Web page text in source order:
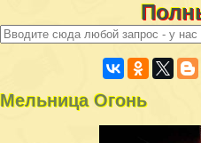
Мельница Огонь